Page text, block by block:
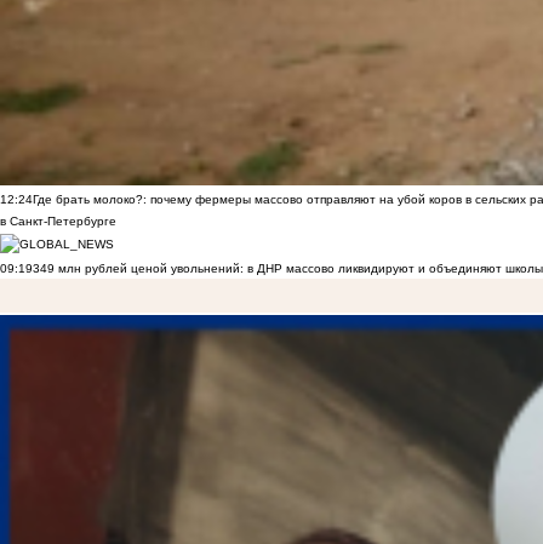
12:24Где брать молоко?: почему фермеры массово отправляют на убой коров в сельских
в Санкт-Петербурге
09:19349 млн рублей ценой увольнений: в ДНР массово ликвидируют и объединяют